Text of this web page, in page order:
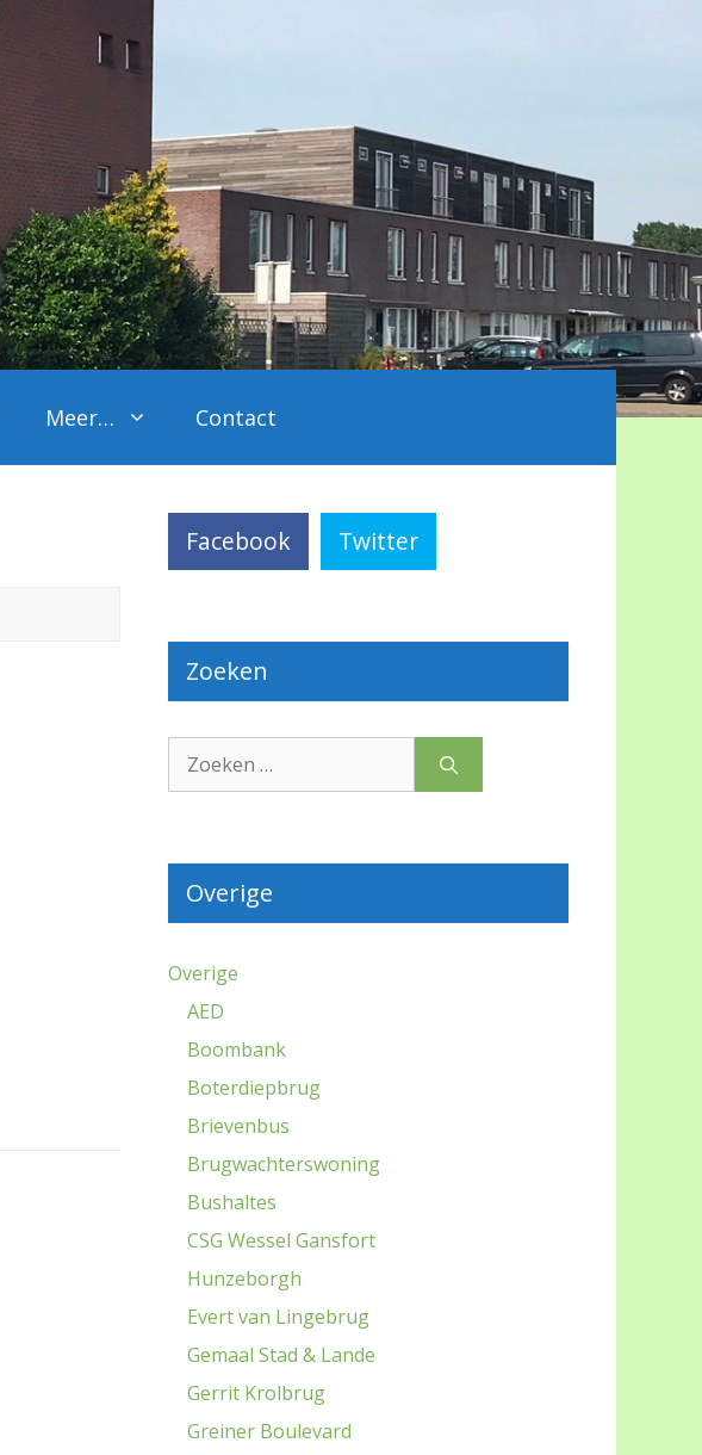
Meer… Contact
Facebook Twitter
Zoeken
naar:
Overige
Overige
AED
Boombank
Boterdiepbrug
Brievenbus
Brugwachterswoning
Bushaltes
CSG Wessel Gansfort
Hunzeborgh
Evert van Lingebrug
Gemaal Stad & Lande
Gerrit Krolbrug
Greiner Boulevard